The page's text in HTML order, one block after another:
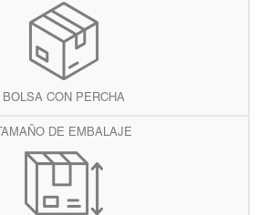
BOLSA CON PERCHA
TAMAÑO DE EMBALAJE